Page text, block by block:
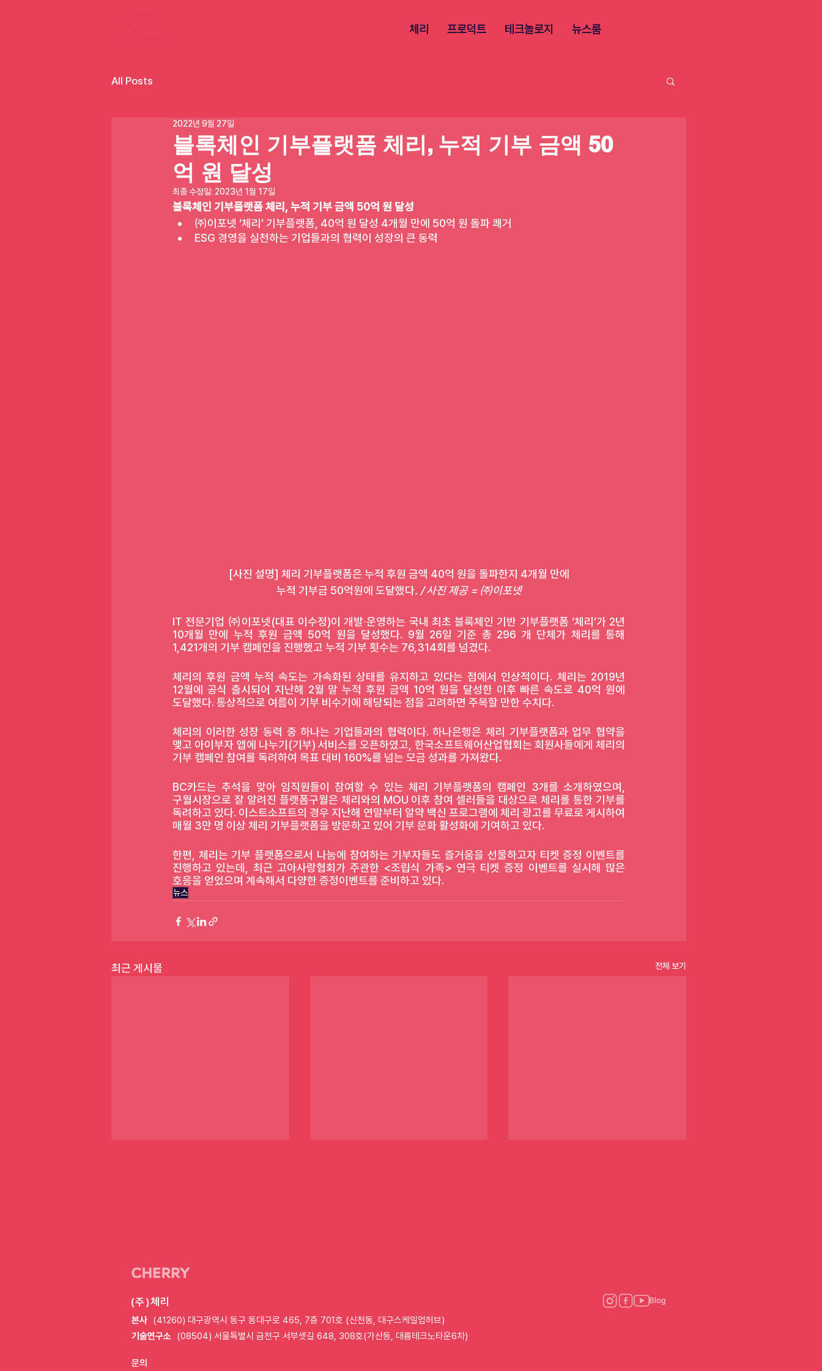
체리 프로덕트 테크놀로지 뉴스룸
All Posts
블록체인 기부플랫폼 체리, 누적 기부 금액 50
억 원 달성
2022년 9월 27일
최종 수정일: 2023년 1월 17일
블록체인 기부플랫폼 체리, 누적 기부 금액 50억 원 달성
㈜이포넷 ‘체리’ 기부플랫폼, 40억 원 달성 4개월 만에 50억 원 돌파 쾌거
ESG 경영을 실천하는 기업들과의 협력이 성장의 큰 동력
[사진 설명] 체리 기부플랫폼은 누적 후원 금액 40억 원을 돌파한지 4개월 만에
누적 기부금 50억원에 도달했다. / 사진 제공 = ㈜이포넷
IT 전문기업 ㈜이포넷(대표 이수정)이 개발∙운영하는 국내 최초 블록체인 기반 기부플랫폼 ‘체리’가 2년
10개월 만에 누적 후원 금액 50억 원을 달성했다. 9월 26일 기준 총 296 개 단체가 체리를 통해
1,421개의 기부 캠페인을 진행했고 누적 기부 횟수는 76,314회를 넘겼다.
체리의 후원 금액 누적 속도는 가속화된 상태를 유지하고 있다는 점에서 인상적이다. 체리는 2019년
12월에 공식 출시되어 지난해 2월 말 누적 후원 금액 10억 원을 달성한 이후 빠른 속도로 40억 원에
도달했다. 통상적으로 여름이 기부 비수기에 해당되는 점을 고려하면 주목할 만한 수치다.
체리의 이러한 성장 동력 중 하나는 기업들과의 협력이다. 하나은행은 체리 기부플랫폼과 업무 협약을
맺고 아이부자 앱에 나누기(기부) 서비스를 오픈하였고, 한국소프트웨어산업협회는 회원사들에게 체리의
기부 캠페인 참여를 독려하여 목표 대비 160%를 넘는 모금 성과를 가져왔다.
BC카드는 추석을 맞아 임직원들이 참여할 수 있는 체리 기부플랫폼의 캠페인 3개를 소개하였으며,
구월시장으로 잘 알려진 플랫폼구월은 체리와의 MOU 이후 참여 셀러들을 대상으로 체리를 통한 기부를
독려하고 있다. 이스트소프트의 경우 지난해 연말부터 알약 백신 프로그램에 체리 광고를 무료로 게시하여
매월 3만 명 이상 체리 기부플랫폼을 방문하고 있어 기부 문화 활성화에 기여하고 있다.
한편, 체리는 기부 플랫폼으로서 나눔에 참여하는 기부자들도 즐거움을 선물하고자 티켓 증정 이벤트를
진행하고 있는데, 최근 고아사랑협회가 주관한 <조립식 가족> 연극 티켓 증정 이벤트를 실시해 많은
호응을 얻었으며 계속해서 다양한 증정이벤트를 준비하고 있다.
뉴스
최근 게시물 전체 보기
기부"…FAVA·체리포펫,
(주)체리
본사 (41260) 대구광역시 동구 동대구로 465, 7층 701호 (신천동, 대구스케일업허브)
기술연구소 (08504) 서울특별시 금천구 서부샛길 648, 308호(가산동, 대륭테크노타운6차)
문의